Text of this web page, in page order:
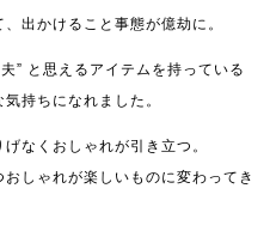
出かけること事態が億劫に。
” と思えるアイテムを持っている
持ちになれました。
なくおしゃれが引き立つ。
しゃれが楽しいものに変わってき